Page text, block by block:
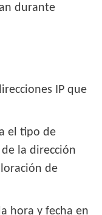
durante
IP que
el tipo de
la dirección
de
hora y fecha en